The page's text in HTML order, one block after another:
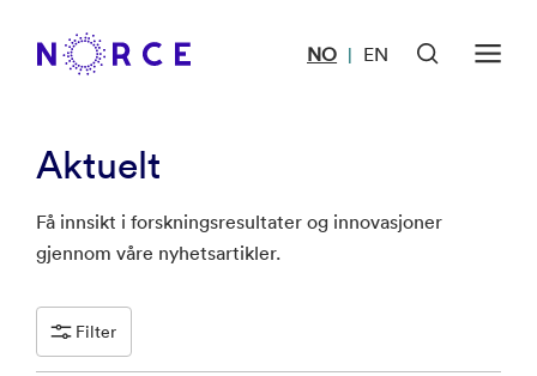
NO | EN
Aktuelt
Få innsikt i forskningsresultater og innovasjoner
gjennom våre nyhetsartikler.
Filter